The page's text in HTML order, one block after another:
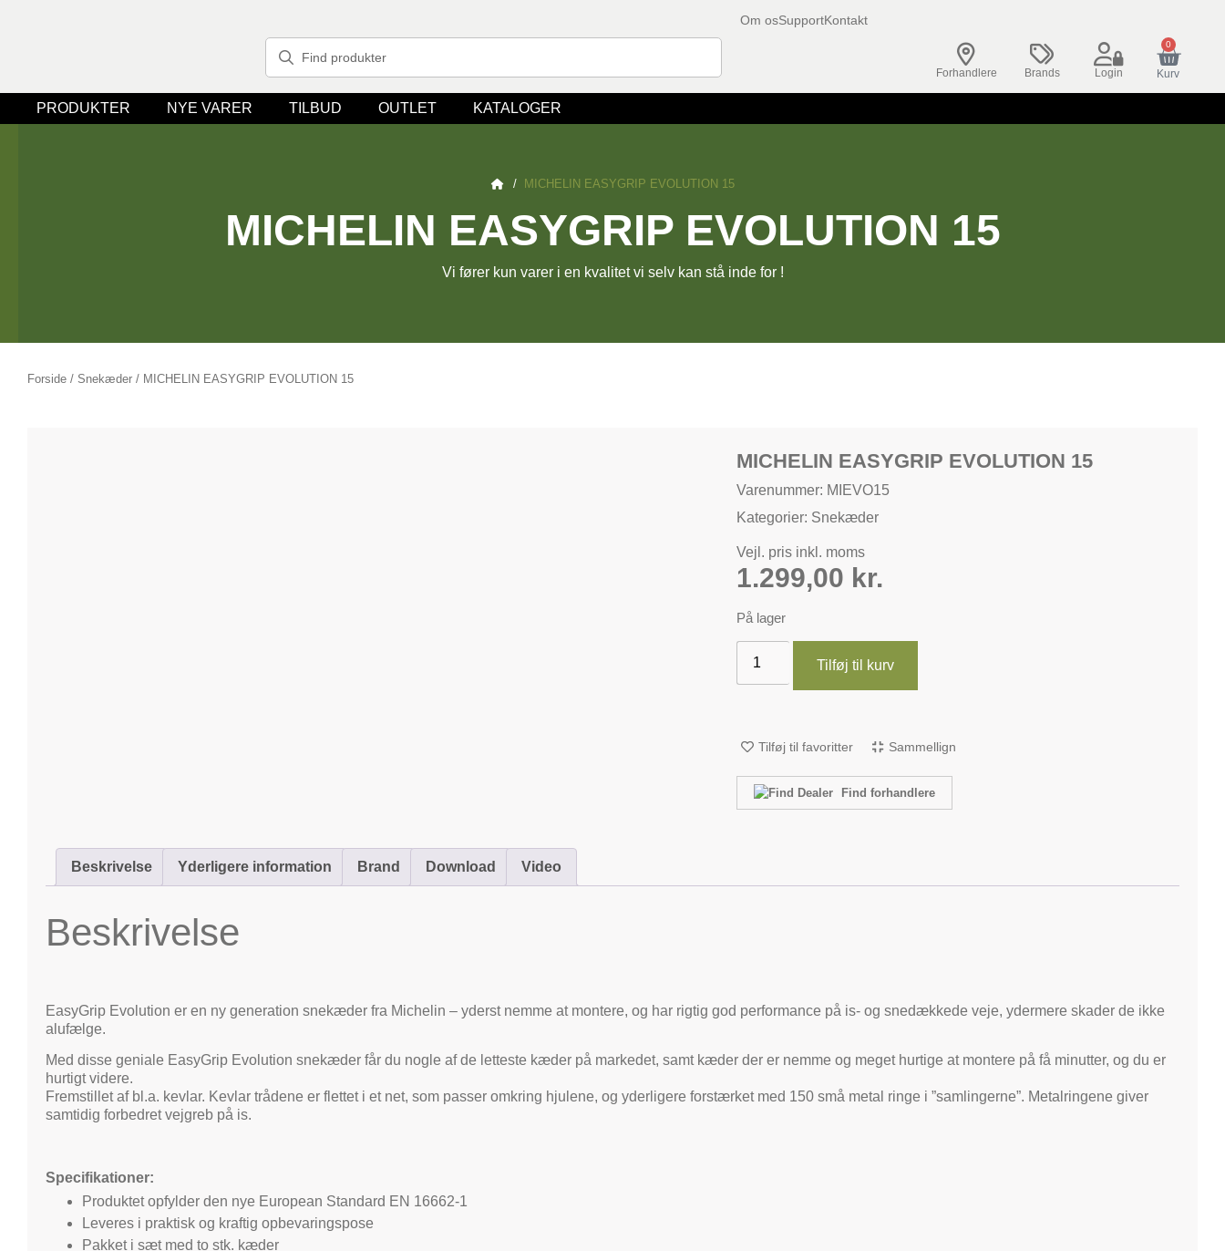
Om osSupportKontakt
Forhandlere Brands Login
0
Kurv
PRODUKTER NYE VARER TILBUD OUTLET KATALOGER
/ MICHELIN EASYGRIP EVOLUTION 15
MICHELIN EASYGRIP EVOLUTION 15
Vi fører kun varer i en kvalitet vi selv kan stå inde for !
Forside / Snekæder / MICHELIN EASYGRIP EVOLUTION 15
MICHELIN EASYGRIP EVOLUTION 15
Varenummer: MIEVO15
Kategorier: Snekæder
Vejl. pris inkl. moms
1.299,00 kr.
På lager
Tilføj til kurv
Tilføj til favoritter Sammellign
Find forhandlere
Beskrivelse Yderligere information Brand Download Video
Beskrivelse
EasyGrip Evolution er en ny generation snekæder fra Michelin – yderst nemme at montere, og har rigtig god performance på is- og snedækkede veje, ydermere skader de ikke
alufælge.
Med disse geniale EasyGrip Evolution snekæder får du nogle af de letteste kæder på markedet, samt kæder der er nemme og meget hurtige at montere på få minutter, og du er
hurtigt videre.
Fremstillet af bl.a. kevlar. Kevlar trådene er flettet i et net, som passer omkring hjulene, og yderligere forstærket med 150 små metal ringe i ”samlingerne”. Metalringene giver
samtidig forbedret vejgreb på is.
Specifikationer:
Produktet opfylder den nye European Standard EN 16662-1
Leveres i praktisk og kraftig opbevaringspose
Pakket i sæt med to stk. kæder